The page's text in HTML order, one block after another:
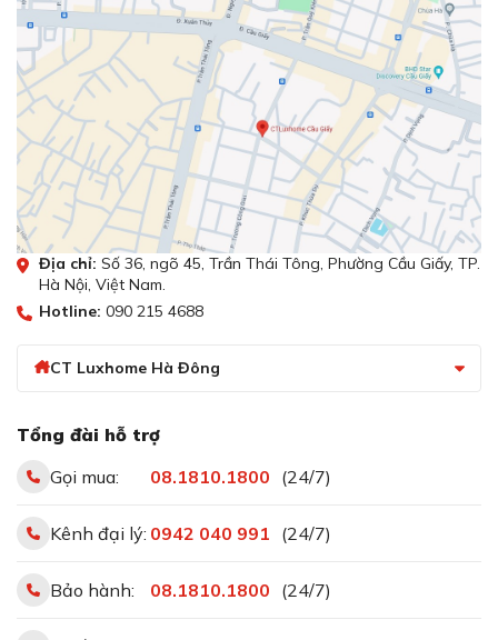
Địa chỉ: Số 36, ngõ 45, Trần Thái Tông, Phường Cầu Giấy, TP.
Hà Nội, Việt Nam.
Hotline: 090 215 4688
CT Luxhome Hà Đông
Tổng đài hỗ trợ
Gọi mua:
08.1810.1800 (24/7)
Kênh đại lý: 0942 040 991 (24/7)
Bảo hành: 08.1810.1800 (24/7)